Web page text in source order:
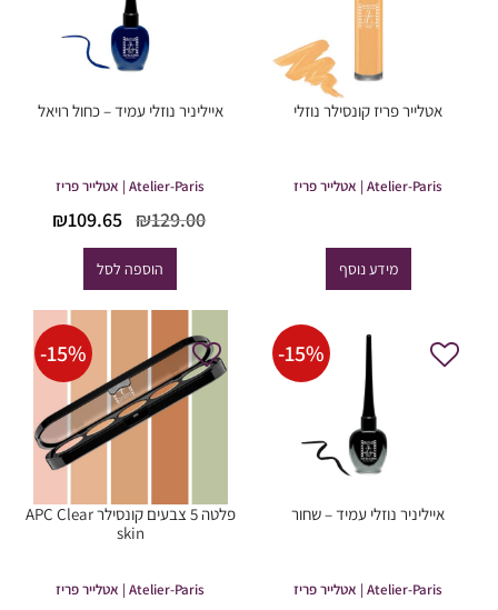
אטלייר פריז קונסילר נוזלי
Atelier-Paris | אטלייר פריז
מידע נוסף
אייליניר נוזלי עמיד – כחול רויאל
Atelier-Paris | אטלייר פריז
₪129.00
המחיר
היה:
₪129.00.
₪109.65
הוספה לסל
-15%
אייליניר נוזלי עמיד – שחור
Atelier-Paris | אטלייר פריז
-15%
פלטה 5 צבעים קונסילר APC Clear
skin
Atelier-Paris | אטלייר פריז